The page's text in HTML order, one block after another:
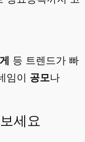
등 트렌드가 빠
임이 공모나
세요